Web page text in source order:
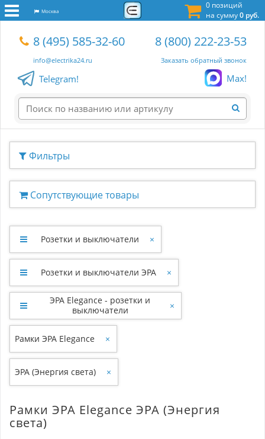
0 позиций
на сумму0 руб.
Москва
8 (495) 585-32-60
info@electrika24.ru
8 (800) 222-23-53
Заказать обратный звонок
Telegram! Max!
Фильтры
Сопутствующие товары
Розетки и выключатели ×
Розетки и выключатели ЭРА ×
ЭРА Elegance - розетки и
выключатели
×
Рамки ЭРА Elegance ×
ЭРА (Энергия света) ×
Рамки ЭРА Elegance ЭРА (Энергия
света)